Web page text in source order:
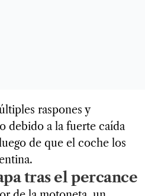
raspones y
debido a la fuerte caída
de que el coche los
tras el percance